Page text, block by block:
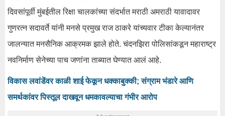
दिवसांपूर्वी मुंबईतील रिक्षा चालकांच्या संदर्भात मराठी अमराठी यावादावर
गुणरत्न सदावर्ते यांनी मनसे प्रमुख राज ठाकरे यांच्यवार टीका केल्यानंतर
जालन्यात मनसैनिक आक्रमक झाले होते. चंदनझिरा पोलिसांकडून महाराष्ट्र
नवनिर्माण सेनेच्या पाच जणांना ताब्यात घेण्यात आलं आहे.
विकास लवांडेंवर काळी शाई फेकून धक्काबुक्की; संग्राम भंडारे आणि
समर्थकांवर पिस्तूल दाखवून धमकावल्याचा गंभीर आरोप